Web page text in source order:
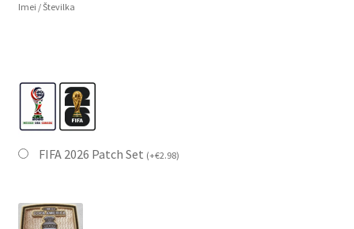
Imei / Številka
FIFA 2026 Patch Set (+€2.98)